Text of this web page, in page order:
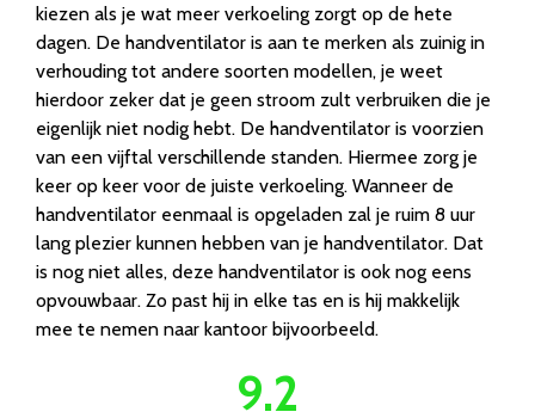
kiezen als je wat meer verkoeling zorgt op de hete
dagen. De handventilator is aan te merken als zuinig in
verhouding tot andere soorten modellen, je weet
hierdoor zeker dat je geen stroom zult verbruiken die je
eigenlijk niet nodig hebt. De handventilator is voorzien
van een vijftal verschillende standen. Hiermee zorg je
keer op keer voor de juiste verkoeling. Wanneer de
handventilator eenmaal is opgeladen zal je ruim 8 uur
lang plezier kunnen hebben van je handventilator. Dat
is nog niet alles, deze handventilator is ook nog eens
opvouwbaar. Zo past hij in elke tas en is hij makkelijk
mee te nemen naar kantoor bijvoorbeeld.
9.2